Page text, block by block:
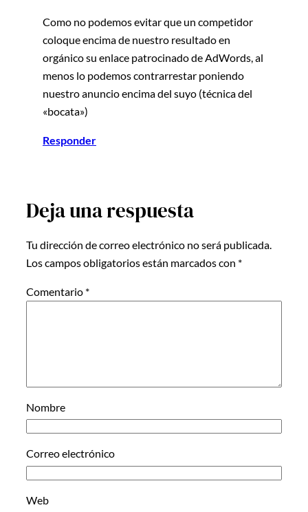
Como no podemos evitar que un competidor
coloque encima de nuestro resultado en
orgánico su enlace patrocinado de AdWords, al
menos lo podemos contrarrestar poniendo
nuestro anuncio encima del suyo (técnica del
«bocata»)
Responder
Deja una respuesta
Tu dirección de correo electrónico no será publicada.
Los campos obligatorios están marcados con *
Comentario *
Nombre
Correo electrónico
Web